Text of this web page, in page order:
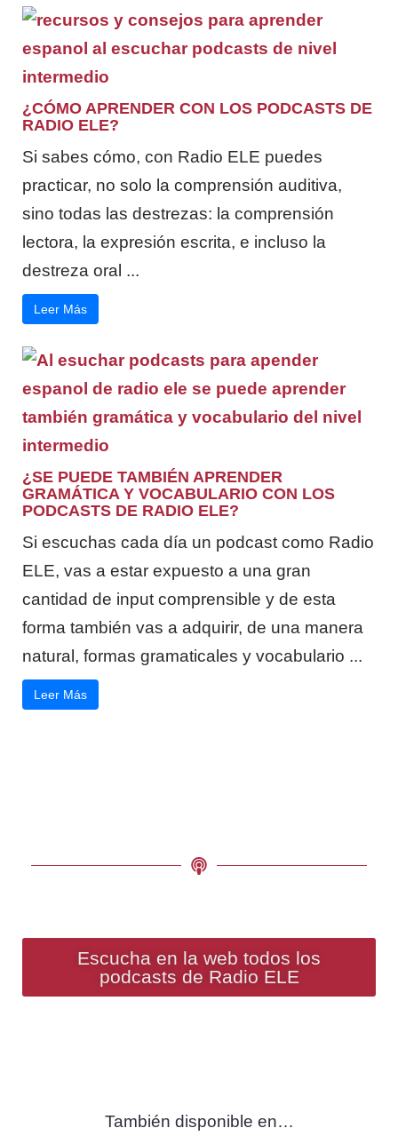
¿CÓMO APRENDER CON LOS PODCASTS DE
RADIO ELE?
Si sabes cómo, con Radio ELE puedes
practicar, no solo la comprensión auditiva,
sino todas las destrezas: la comprensión
lectora, la expresión escrita, e incluso la
destreza oral ...
Leer Más
¿SE PUEDE TAMBIÉN APRENDER
GRAMÁTICA Y VOCABULARIO CON LOS
PODCASTS DE RADIO ELE?
Si escuchas cada día un podcast como Radio
ELE, vas a estar expuesto a una gran
cantidad de input comprensible y de esta
forma también vas a adquirir, de una manera
natural, formas gramaticales y vocabulario ...
Leer Más
Escucha en la web todos los
podcasts de Radio ELE
También disponible en…